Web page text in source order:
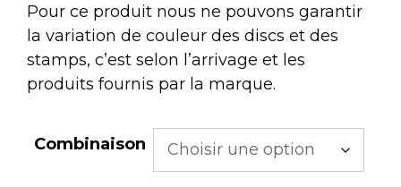
Pour ce produit nous ne pouvons garantir
la variation de couleur des discs et des
stamps, c’est selon l’arrivage et les
produits fournis par la marque.
Combinaison